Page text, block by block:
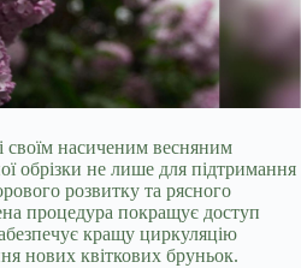
своїм насиченим весняним
обрізки не лише для підтримання
розвитку та рясного
процедура покращує доступ
кращу циркуляцію
нових квіткових бруньок.